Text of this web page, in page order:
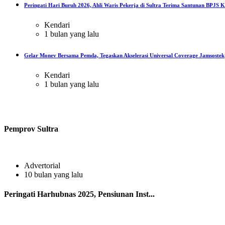
Peringati Hari Buruh 2026, Ahli Waris Pekerja di Sultra Terima Santunan BPJS
Kendari
1 bulan yang lalu
Gelar Monev Bersama Pemda, Tegaskan Akselerasi Universal Coverage Jamsostek
Kendari
1 bulan yang lalu
Pemprov Sultra
Advertorial
10 bulan yang lalu
Peringati Harhubnas 2025, Pensiunan Inst...